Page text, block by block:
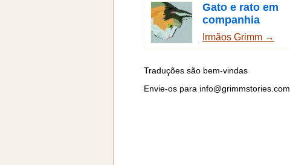
Gato e rato em
companhia
Irmãos Grimm →
Traduções são bem-vindas
Envie-os para info@grimmstories.com